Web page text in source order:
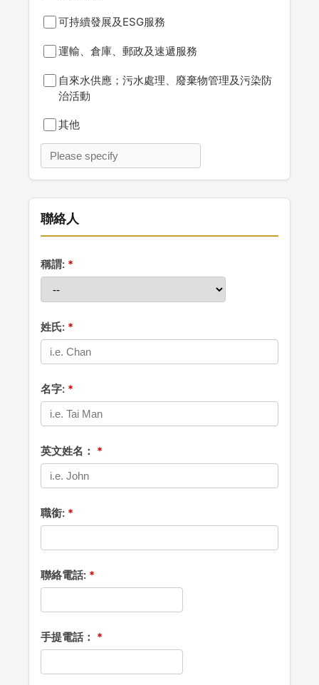
可持續發展及ESG服務
運輸、倉庫、郵政及速遞服務
自來水供應；污水處理、廢棄物管理及污染防
治活動
其他
聯絡人
稱謂:
姓氏:
名字:
英文姓名：
職銜:
聯絡電話:
手提電話：